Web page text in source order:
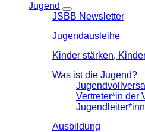
Jugend
JSBB Newsletter
Jugendausleihe
Kinder stärken,
Was ist die Jugend?
Vertreter*in der
Ausbildung